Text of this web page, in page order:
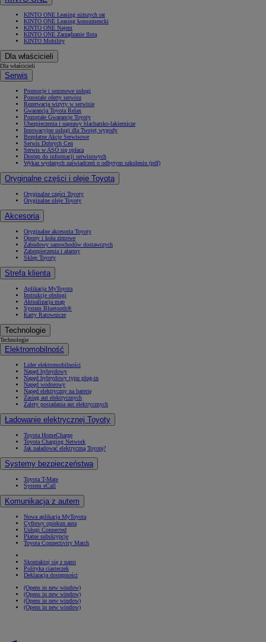
KINTO ONE Leasing niższych rat
KINTO ONE Leasing konsumencki
KINTO ONE Najem
KINTO ONE Zarządzanie flotą
KINTO Mobility
Dla właścicieli
Dla właścicieli
Serwis
Promocje i sezonowe usługi
Pozostałe oferty serwisu
Rezerwacja wizyty w serwisie
Gwarancja Toyota Relax
Pozostałe Gwarancje Toyoty
Ubezpieczenia i naprawy blacharsko-lakiernicze
Innowacyjne usługi dla Twojej wygody
Bezpłatne Akcje Serwisowe
Serwis Dobrych Cen
Serwis w ASO się opłaca
Dostęp do informacji serwisowych
Wykaz wydanych zaświadczeń o odbytym szkoleniu (pdf)
Oryginalne części i oleje Toyota
Oryginalne części Toyoty
Oryginalne oleje Toyoty
Akcesoria
Oryginalne akcesoria Toyoty
Opony i koła zimowe
Zabudowy samochodów dostawczych
Zabezpieczenia i alarmy
Sklep Toyoty
Strefa klienta
Aplikacja MyToyota
Instrukcje obsługi
Aktualizacja map
System Bluetooth®
Karty Ratownicze
Technologie
Technologie
Elektromobilność
Lider elektromobilności
Napęd hybrydowy
Napęd hybrydowy typu plug-in
Napęd wodorowy
Napęd elektryczny na baterię
Zasięg aut elektrycznych
Zalety posiadania aut elektrycznych
Ładowanie elektrycznej Toyoty
Toyota HomeCharge
Toyota Charging Network
Jak naładować elektryczną Toyotę?
Systemy bezpieczeństwa
Toyota T-Mate
System eCall
Komunikacja z autem
Nowa aplikacja MyToyota
Cyfrowy opiekun auta
Usługi Connected
Płatne subskrypcje
Toyota Connectivity Match
Skontaktuj się z nami
Polityka ciasteczek
Deklaracja dostępności
(Opens in new window)
(Opens in new window)
(Opens in new window)
(Opens in new window)